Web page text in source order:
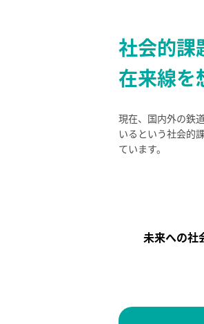
社会的課
在来線を
現在、国内外の鉄
いるという社会的
ています。
未来への社